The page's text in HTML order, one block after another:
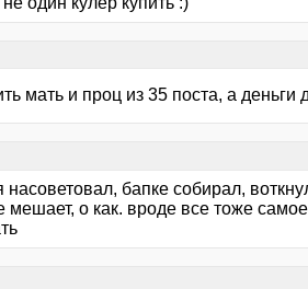
мать и проц из 35 поста, а деньги
насоветовал, бапке собирал,
мешает, о как. вроде все тоже